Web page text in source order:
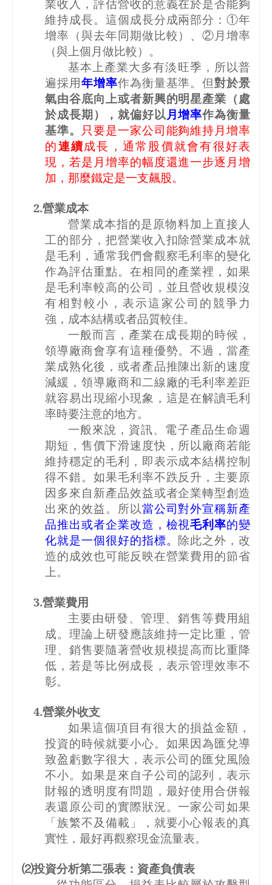
業收入，評估營收的意義在於是否能夠
維持成長。這個成長分成兩部分：①年
增率（與去年同期做比較）、②月增率
（與上個月做比較）。
基本上產業大多有淡旺季，所以普
遍採用年增率作為衡量基準。但對於景
氣由谷底向上或者新興的明星產業（處
於成長期），就偏好以 月增率作為衡量
基準。
只要是一家公司能夠維持月增率
的連續成長，通常股價就會有很好表
現，若是月增率的幅度還進一步逐月增
加，那麼鐵定是一支飆股。
2.營業成本
營業成本指的是原物料加上直接人
工的部分，把營業收入扣除營業成本就
是毛利，通常我們會觀察毛利率的變化
作為評估重點。在相同的產業裡，如果
是毛利率較高的公司，並且營收規模沒
有相對較小，表示這家公司的競爭力
強，成本結構或者品質較佳。
一般而言，產業在成長期的時候，
領導廠商會享有這種優勢。不過，當產
業成熟化後，或者產品推陳出新的速度
減緩，領導廠商和二線廠的毛利率差距
就容易出現縮小現象，這是在解讀毛利
率時要注意的地方。
一般來說，資訊、電子產品生命週
期短，售價下滑速度快，所以廠商若能
維持穩定的毛利，即表示成本結構控制
得不錯。如果毛利率不跌反升，主要原
因多來自新產品效益或者企業轉型創造
出來的效益。所以當公司對外宣稱新產
品推出或者企業改造，檢視毛利率的變
化就是一個很好的指標。 除此之外，改
造的成效也可能反映在營業費用的節省
上。
3.營業費用
主要由研發、管理、銷售等費用組
成。理論上研發應該維持一定比重，管
理、銷售要隨著營收規模提高而比重降
低，若是等比例成長，表示管理效率不
彰。
4.營業外收支
如果這個項目有很大的損益金額，
投資的時候就要小心。如果因為匯兌導
致盈虧數字很大，表示公司的匯兌風險
不小。如果是來自子公司的認列，表示
財報的透明度有問題，最好使用合併報
表還原公司的實際狀況。一家公司如果
「族繁不及備載」，就要小心報表的真
實性，最好再觀察現金流量表。
⑵投資分析第二張表：資產負債表